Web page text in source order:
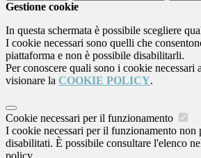
Gestione cookie
In questa schermata è possibile scegliere
I cookie necessari sono quelli che
piattaforma e non è possibile disabilitarli.
Per conoscere quali sono i cookie necessari
visionare la COOKIE POLICY.
Cookie necessari per il funzionamento
I cookie necessari per il funzionamento non
disabilitati. È possibile consultare l'elenco